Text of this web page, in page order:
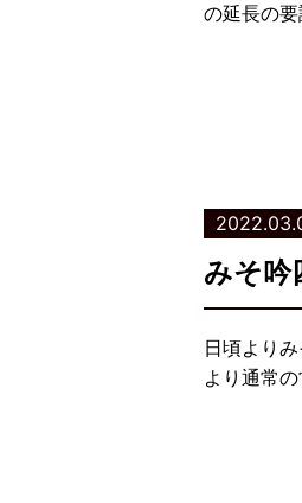
の延長の
みそ吟
日頃より
より通常